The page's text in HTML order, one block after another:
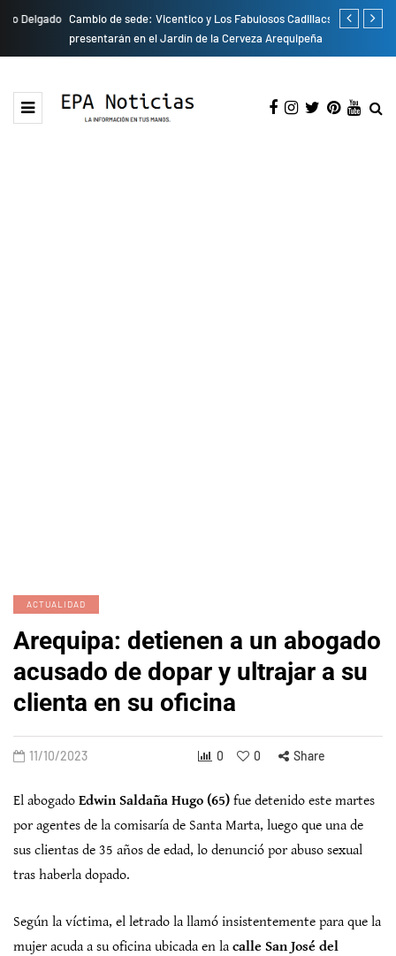
Cambio de sede: Vicentico y Los Fabulosos Cadillacs se
presentarán en el Jardín de la Cerveza Arequipeña
Empresas
ACTUALIDAD
Arequipa: detienen a un abogado
acusado de dopar y ultrajar a su
clienta en su oficina
11/10/2023 0 0 Share
El abogado Edwin Saldaña Hugo (65) fue detenido este martes
por agentes de la comisaría de Santa Marta, luego que una de
sus clientas de 35 años de edad, lo denunció por abuso sexual
tras haberla dopado.
Según la víctima, el letrado la llamó insistentemente para que la
mujer acuda a su oficina ubicada en la calle San José del